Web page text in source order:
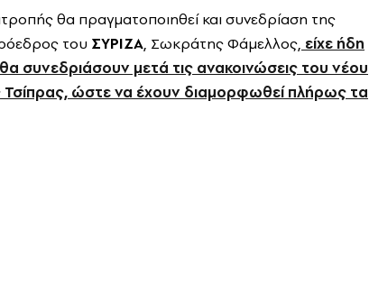
θα πραγματοποιηθεί και συνεδρίαση της
του ΣΥΡΙΖΑ, Σωκράτης Φάμελλος, είχε ήδη
συνεδριάσουν μετά τις ανακοινώσεις του νέου
Τσίπρας, ώστε να έχουν διαμορφωθεί πλήρως τα